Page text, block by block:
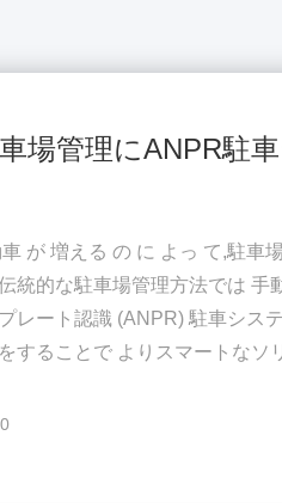
場管理にANPR駐
が 増える の に よっ て,駐車
統的な駐車場管理方法では
レート認識 (ANPR) 駐車シス
することで よりスマートなソ
ンター 住宅コミュニティ オ